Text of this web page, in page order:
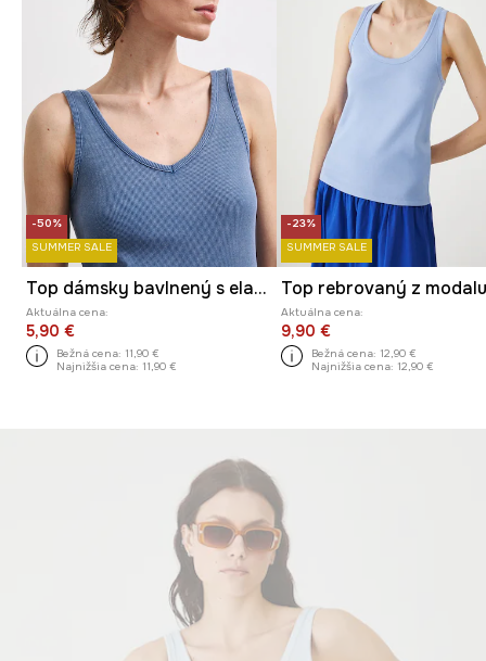
-50%
SUMMER SALE
Top dámsky bavlnený s elastanom s efektom prania
Aktuálna cena:
5,90 €
Bežná cena: 11,90 €
Najnižšia cena: 11,90 €
-23%
SUMMER SALE
Aktuálna cena:
9,90 €
Bežná cena: 12,90 €
Najnižšia cena: 12,90 €